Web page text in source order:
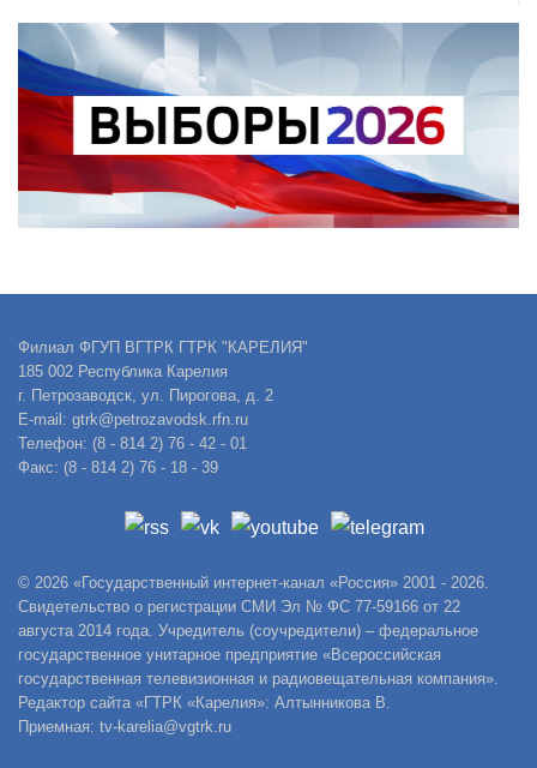
Филиал ФГУП ВГТРК ГТРК "КАРЕЛИЯ"
185 002 Республика Карелия
г. Петрозаводск, ул. Пирогова, д. 2
E-mail: gtrk@petrozavodsk.rfn.ru
Телефон: (8 - 814 2) 76 - 42 - 01
Факс: (8 - 814 2) 76 - 18 - 39
© 2026 «Государственный интернет-канал «Россия» 2001 - 2026.
Свидетельство о регистрации СМИ Эл № ФС 77-59166 от 22
августа 2014 года. Учредитель (соучредители) – федеральное
государственное унитарное предприятие «Всероссийская
государственная телевизионная и радиовещательная компания».
Редактор сайта «ГТРК «Карелия»: Алтынникова В.
Приемная: tv-karelia@vgtrk.ru